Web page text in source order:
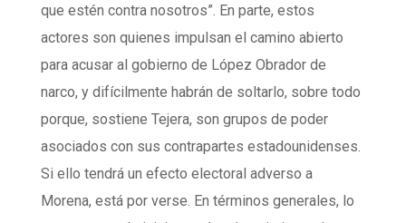
que estén contra nosotros”. En parte, estos
actores son quienes impulsan el camino abierto
para acusar al gobierno de López Obrador de
narco, y difícilmente habrán de soltarlo, sobre todo
porque, sostiene Tejera, son grupos de poder
asociados con sus contrapartes estadounidenses.
Si ello tendrá un efecto electoral adverso a
Morena, está por verse. En términos generales, lo